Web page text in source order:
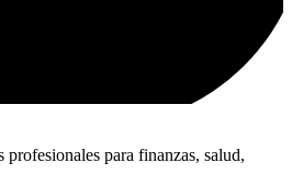
profesionales para finanzas, salud,